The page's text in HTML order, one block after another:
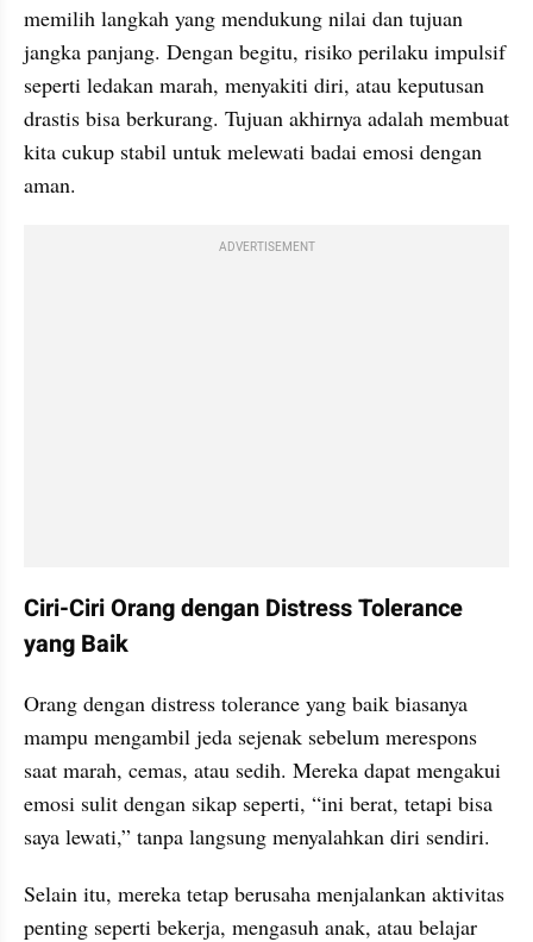
memilih langkah yang mendukung nilai dan tujuan
jangka panjang. Dengan begitu, risiko perilaku impulsif
seperti ledakan marah, menyakiti diri, atau keputusan
drastis bisa berkurang. Tujuan akhirnya adalah membuat
kita cukup stabil untuk melewati badai emosi dengan
aman.
ADVERTISEMENT
Ciri-Ciri Orang dengan Distress Tolerance
yang Baik
Orang dengan distress tolerance yang baik biasanya
mampu mengambil jeda sejenak sebelum merespons
saat marah, cemas, atau sedih. Mereka dapat mengakui
emosi sulit dengan sikap seperti, “ini berat, tetapi bisa
saya lewati,” tanpa langsung menyalahkan diri sendiri.
Selain itu, mereka tetap berusaha menjalankan aktivitas
penting seperti bekerja, mengasuh anak, atau belajar